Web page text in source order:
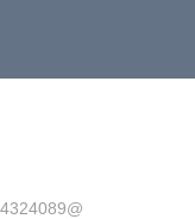
@00966564324089